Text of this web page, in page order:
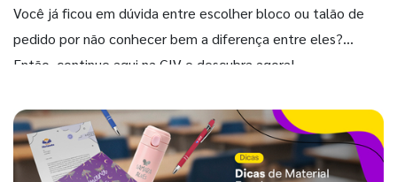
Você já ficou em dúvida entre escolher bloco ou talão de
pedido por não conhecer bem a diferença entre eles?
Então, continue aqui na GIV e descubra agora!